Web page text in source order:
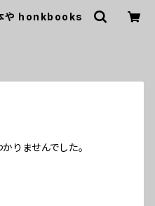
や honkbooks
りませんでした。